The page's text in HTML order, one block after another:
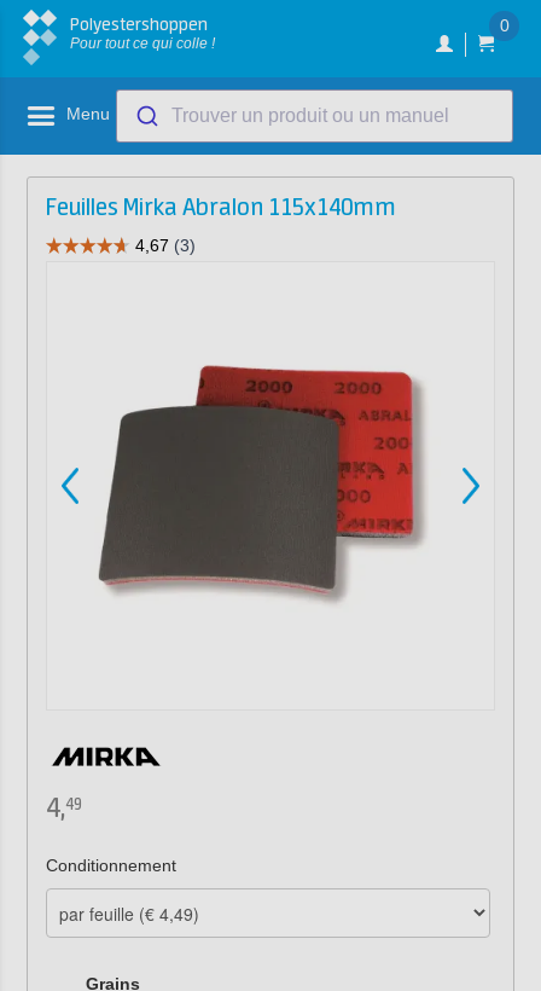
Polyestershoppen
Pour tout ce qui colle !
0
Menu Trouver un produit ou un manuel
Feuilles Mirka Abralon 115x140mm
4,49
Conditionnement
Grains